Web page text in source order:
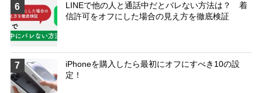
6
LINEで他の人と通話中だとバレない方法は？ 着
信許可をオフにした場合の見え方を徹底検証
7
iPhoneを購入したら最初にオフにすべき10の設
定！